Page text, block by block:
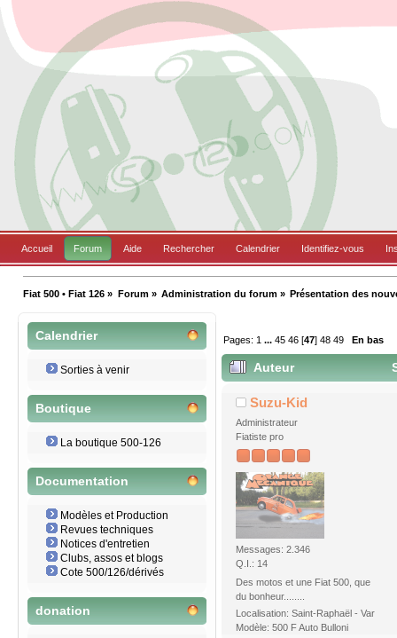
Accueil Forum Aide Rechercher Calendrier Identifiez-vous
Fiat 500 • Fiat 126 » Forum» Administration du forum» Présentation des
Calendrier
Sorties à venir
Boutique
La boutique 500-126
Documentation
Modèles et Production
Revues techniques
Notices d'entretien
Clubs, assos et blogs
Cote 500/126/dérivés
donation
Pages: 1 ...45 46 [47]48 49 En bas
Auteur
Suzu-Kid
Administrateur
Fiatiste pro
Messages: 2.346
Q.I.: 14
Des motos et une Fiat 500, que
du bonheur........
Localisation: Saint-Raphaël - Var
Modèle: 500 F Auto Bulloni